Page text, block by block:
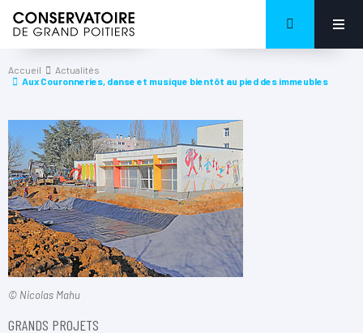
Accueil
Actualités
Aux Couronneries, danse et musique bientôt au pied des immeubles
© Nicolas Mahu
GRANDS PROJETS